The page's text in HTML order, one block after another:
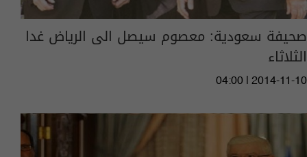
صحيفة سعودية: معصوم سيصل الى الرياض غدا
الثلاثاء
04:00 | 2014-11-10